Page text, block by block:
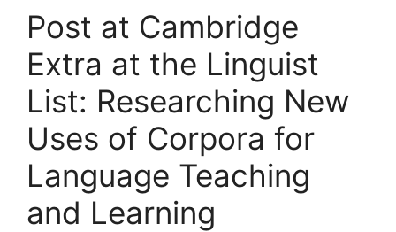
Post at Cambridge
Extra at the Linguist
List: Researching New
Uses of Corpora for
Language Teaching
and Learning